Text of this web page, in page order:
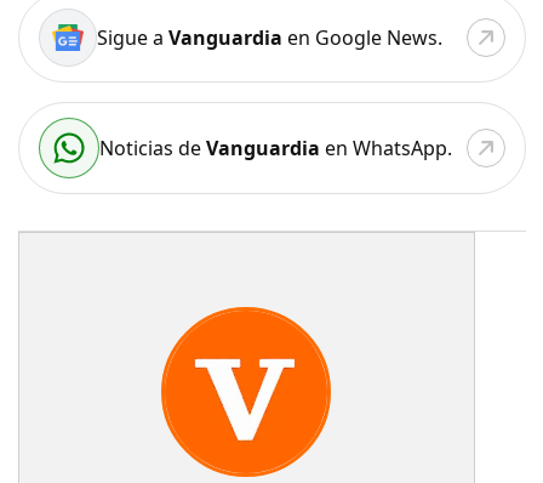
Sigue a Vanguardia en Google News.
Noticias deVanguardia en WhatsApp.